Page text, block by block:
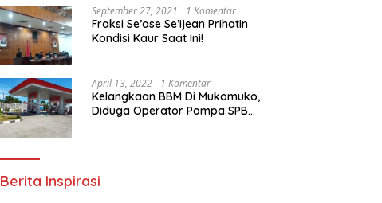
Segera Bertindak
September 27, 2021 1 Komentar
Fraksi Se’ase Se’ijean Prihatin
Kondisi Kaur Saat Ini!
April 13, 2022 1 Komentar
Kelangkaan BBM Di Mukomuko,
Diduga Operator Pompa SPBU
Berita Inspirasi